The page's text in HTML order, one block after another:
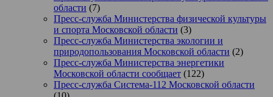
области (7)
Пресс-служба Министерства физической культуры
и спорта Московской области (3)
Пресс-служба Министерства экологии и
природопользования Московской области (2)
Пресс-служба Министерства энергетики
Московской области сообщает (122)
Пресс-служба Система-112 Московской области